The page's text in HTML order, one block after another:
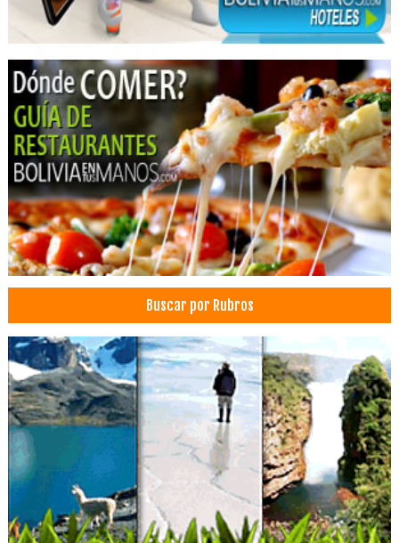
Médicos Gastroenterólogos
Centros Médicos
Salud: Centros Médicos
Médicos Acupunturistas
Médicos Homeópatas
Médicos Terapeutas del Dolor
Médicos Odontólogos Pediatras
Odontología Estética
Ortodoncia
Clínicas particulares
Clínicas Privadas
Tomografía
Diagnóstico por imágenes
Buscar por Rubros